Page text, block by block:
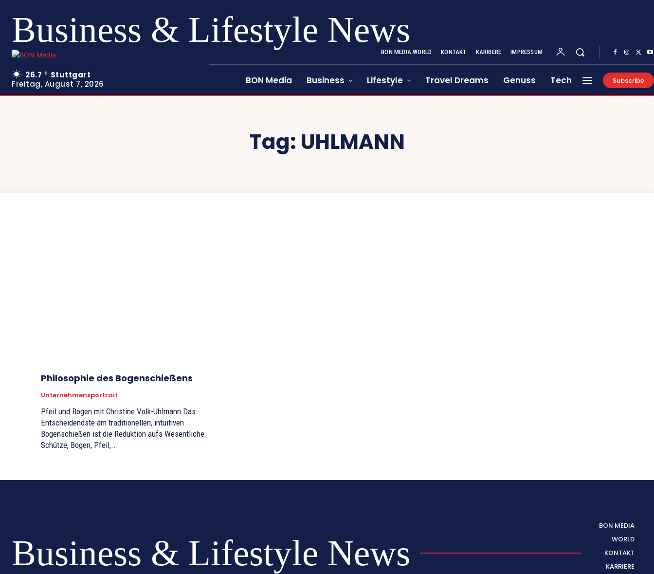
Business & Lifestyle News
26.7 C
Stuttgart
Freitag, August 7, 2026
BON MEDIA WORLD KONTAKT KARRIERE IMPRESSUM
BON Media Business Lifestyle Travel Dreams Genuss Tech Subscribe
Tag: UHLMANN
Philosophie des Bogenschießens
Unternehmensportrait
Pfeil und Bogen mit Christine Volk-Uhlmann Das
Entscheidendste am traditionellen, intuitiven
Bogenschießen ist die Reduktion aufs Wesentliche:
Schütze, Bogen, Pfeil,...
Business & Lifestyle News
BON MEDIA
WORLD
KONTAKT
KARRIERE